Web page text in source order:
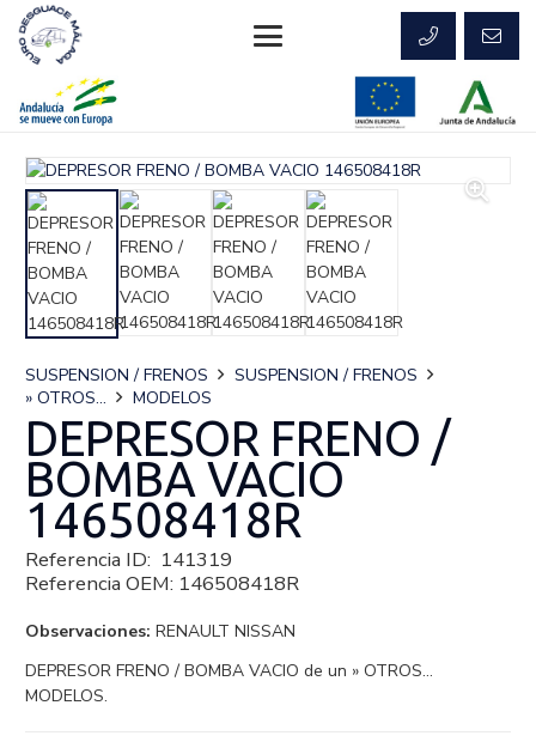
SUSPENSION / FRENOS
SUSPENSION / FRENOS
» OTROS...
MODELOS
DEPRESOR FRENO /
BOMBA VACIO
146508418R
Referencia ID: 141319
Referencia OEM: 146508418R
Observaciones: RENAULT NISSAN
DEPRESOR FRENO / BOMBA VACIO de un » OTROS…
MODELOS.